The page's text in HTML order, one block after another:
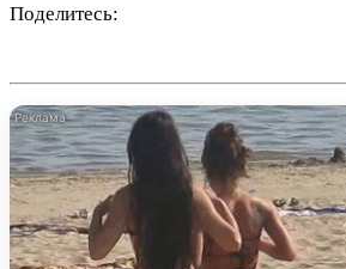
Поделитесь: